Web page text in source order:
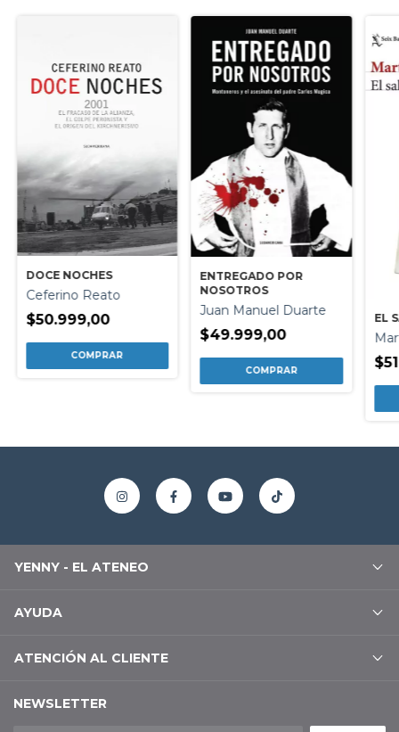
DOCE NOCHES
Ceferino Reato
$50.999,00
ENTREGADO POR
NOSOTROS
Juan Manuel Duarte
$49.999,00
EL
YENNY - EL ATENEO
AYUDA
ATENCIÓN AL CLIENTE
NEWSLETTER